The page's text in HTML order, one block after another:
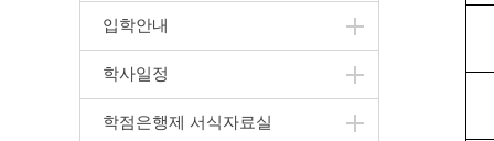
입학안내
학사일정
학점은행제 서식자료실